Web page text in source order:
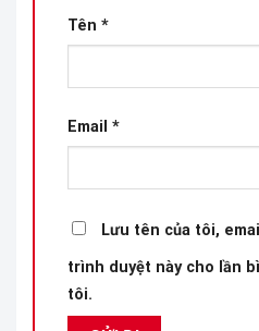
Tên *
Email *
Lưu tên của tôi,
trình duyệt này cho lần
tôi.